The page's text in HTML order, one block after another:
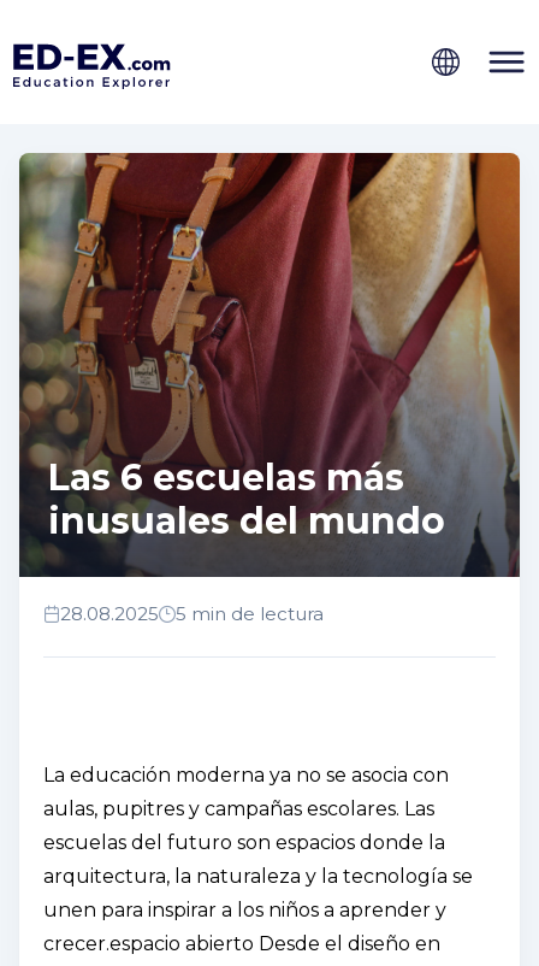
Las 6 escuelas más
inusuales del mundo
28.08.2025 5 min de lectura
La educación moderna ya no se asocia con
aulas, pupitres y campañas escolares. Las
escuelas del futuro son espacios donde la
arquitectura, la naturaleza y la tecnología se
unen para inspirar a los niños a aprender y
crecer.espacio abierto Desde el diseño en